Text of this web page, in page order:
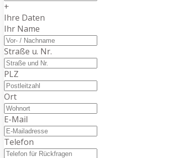
+
Ihre Daten
Ihr Name
Straße u. Nr.
PLZ
Ort
E-Mail
Telefon